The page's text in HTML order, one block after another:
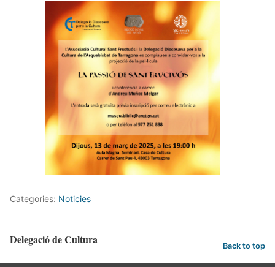
Categories: Noticies
Delegació de Cultura Back to top